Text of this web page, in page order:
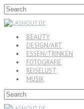
BEAUTY
DESIGN/ART
ESSEN/TRINKEN
FOTOGRAFIE
REISELUST
MUSIK